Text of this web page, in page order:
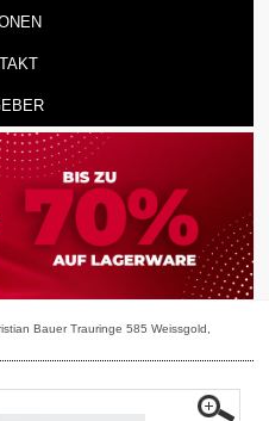
Bauer Trauringe 585 Weissgold,